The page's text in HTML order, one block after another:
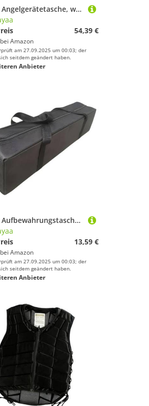
harayaa Angelgerätetasche, wasserdichte Tragetasche für Angelbegeisterte, Geschenk für Männer, Buntes Grün
54,39 €
Amazon
am 27.09.2025 um 00:03; der
seitdem geändert haben.
Anbieter
harayaa Aufbewahrungstasche für Campingausrüstung, praktischer Mehrzweck-Organizer mit Reißverschluss, Reisetasche für Stativ, Baldachin, Klappbett, Matte, 110 cm X 20 cm X 20
13,59 €
Amazon
am 27.09.2025 um 00:03; der
seitdem geändert haben.
Anbieter